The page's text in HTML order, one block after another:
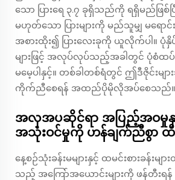
သော ပြားရေ ၃.၇ ခုရှိသည်ကို ရရှိမည်ဖြစ်ပ
မဟုတ်သော ပြားများကို မည်သူမျှ မရောင်
အစားထိုး၍ ပြားလေးခုကို ယူလိုက်ပါ။
များဖြင့် အလုပ်လုပ်သည့်အခါတွင် ပုံစံထပ်
မမေ့ပါနှင့်။ တစ်ခါတစ်ရံတွင် ဤဒီဇိုင်းများ
ကိုက်ညီစေရန် အထည်ပိုမိုလိုအပ်စေသည်။
အလှအပဆိုင်ရာ အပြည့်အဝမှု
အသုံးဝင်မှုကို ဟန်ချက်ညီစွာ ထိန်
နေ့စဉ်သုံးခန်းမများနှင့် ထမင်းစားခန်း
သည့် အကြော်အယောင်းများကို ဖန်တီးရ